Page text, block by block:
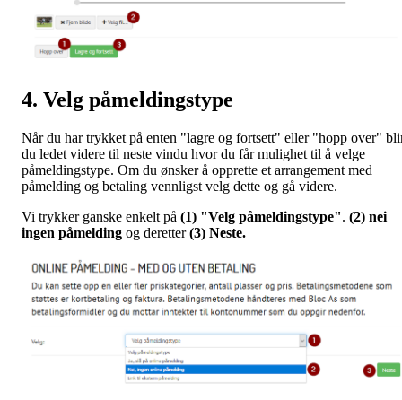
4. Velg påmeldingstype
Når du har trykket på enten "lagre og fortsett" eller "hopp over"
du ledet videre til neste vindu hvor du får mulighet til å velge
påmeldingstype. Om du ønsker å opprette et arrangement med
påmelding og betaling vennligst velg dette og gå videre.
Vi trykker ganske enkelt på (1) "Velg påmeldingstype". (2) nei
ingen påmelding og deretter(3) Neste.